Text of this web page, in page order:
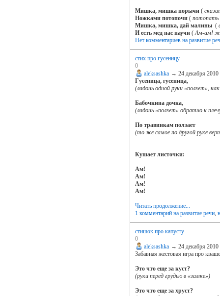
Мишка, мишка порычи(
Ножками потопочи(потопать
Мишка, мишка, дай малины(
И есть мед нас научи(Ам-ам!
Нет комментариев на развитие
стих про гусеницу
0
aleksashka → 24 декабря 2010
Гусеница, гусеница,
(ладонь одной руки «ползет»,
Бабочкина дочка,
(ладонь «ползет» обратно к
По травинкам ползает
(то же самое по другой руке
Кушает листочки:
Ам!
Ам!
Ам!
Ам!
Читать продолжение...
1 комментарий на развитие речи,
стишок про капусту
0
aleksashka → 24 декабря 2010
Забавная жестовая игра про
Это что еще за куст?
(руки перед грудью в «замке»)
Это что еще за хруст?